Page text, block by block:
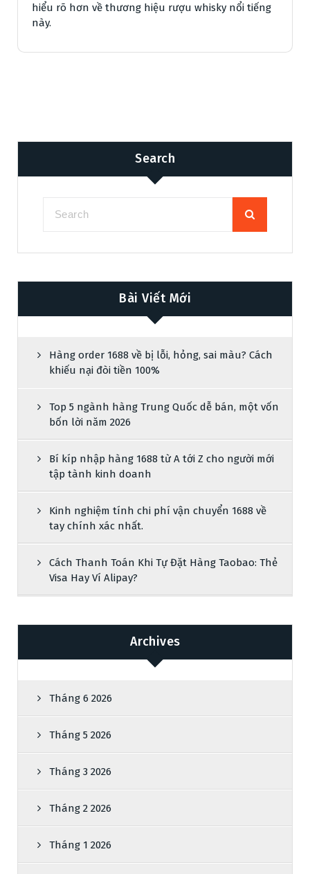
hiểu rõ hơn về thương hiệu rượu whisky nổi tiếng
này.
Search
Bài Viết Mới
Hàng order 1688 về bị lỗi, hỏng, sai màu? Cách
khiếu nại đòi tiền 100%
Top 5 ngành hàng Trung Quốc dễ bán, một vốn
bốn lời năm 2026
Bí kíp nhập hàng 1688 từ A tới Z cho người mới
tập tành kinh doanh
Kinh nghiệm tính chi phí vận chuyển 1688 về
tay chính xác nhất.
Cách Thanh Toán Khi Tự Đặt Hàng Taobao: Thẻ
Visa Hay Ví Alipay?
Archives
Tháng 6 2026
Tháng 5 2026
Tháng 3 2026
Tháng 2 2026
Tháng 1 2026